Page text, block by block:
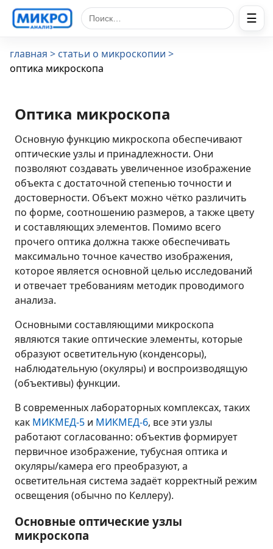
Поиск по сайту ☰
главная
статьи о микроскопии
оптика микроскопа
Оптика микроскопа
Основную функцию микроскопа обеспечивают
оптические узлы и принадлежности. Они
позволяют создавать увеличенное изображение
объекта с достаточной степенью точности и
достоверности. Объект можно чётко различить
по форме, соотношению размеров, а также цвету
и составляющих элементов. Помимо всего
прочего оптика должна также обеспечивать
максимально точное качество изображения,
которое является основной целью исследований
и отвечает требованиям методик проводимого
анализа.
Основными составляющими микроскопа
являются такие оптические элементы, которые
образуют осветительную (конденсоры),
наблюдательную (окуляры) и воспроизводящую
(объективы) функции.
В современных лабораторных комплексах, таких
как МИКМЕД-5 и МИКМЕД-6, все эти узлы
работают согласованно: объектив формирует
первичное изображение, тубусная оптика и
окуляры/камера его преобразуют, а
осветительная система задаёт корректный режим
освещения (обычно по Келлеру).
Основные оптические узлы
микроскопа